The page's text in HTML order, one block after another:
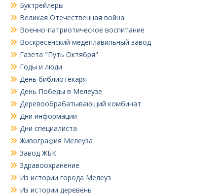
Буктрейлеры
Великая Отечественная война
Военно-патриотическое воспитание
Воскресенский медеплавильный завод
Газета "Путь Октября"
Годы и люди
День библиотекаря
День Победы в Мелеузе
Деревообрабатывающий комбинат
Дни информации
Дни специалиста
Живография Мелеуза
Завод ЖБК
Здравоохранение
Из истории города Мелеуз
Из истории деревень